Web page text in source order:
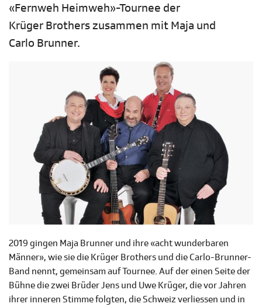
«Fernweh Heimweh»-Tournee der
Krüger Brothers zusammen mit Maja und
Carlo Brunner.
2019 gingen Maja Brunner und ihre «acht wunderbaren
Männer», wie sie die Krüger Brothers und die Carlo-Brunner-
Band nennt, gemeinsam auf Tournee. Auf der einen Seite der
Bühne die zwei Brüder Jens und Uwe Krüger, die vor Jahren
ihrer inneren Stimme folgten, die Schweiz verliessen und in